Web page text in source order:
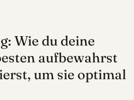
Wie du deine
aufbewahrst
um sie optimal